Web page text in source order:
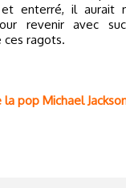
enterré, il aurait
revenir avec
ces ragots.
pop Michael